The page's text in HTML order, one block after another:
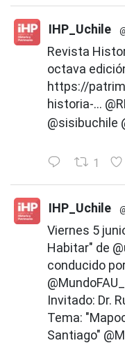
IHP_Uchile
Revista
octava
https://
historia-...
@sisibuchile
1
IHP_Uchile
Viernes 5
Habitar" de
conducido
Invitado: Dr.
Tema:
Santiago"